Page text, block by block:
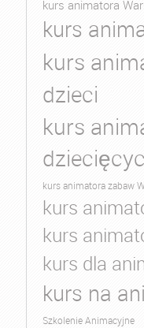
kurs animatora
kurs
kurs
dzieci
kurs
kurs animatora zabaw
kurs
kurs
kurs dla
kurs na
Szkolenie Animacyjne